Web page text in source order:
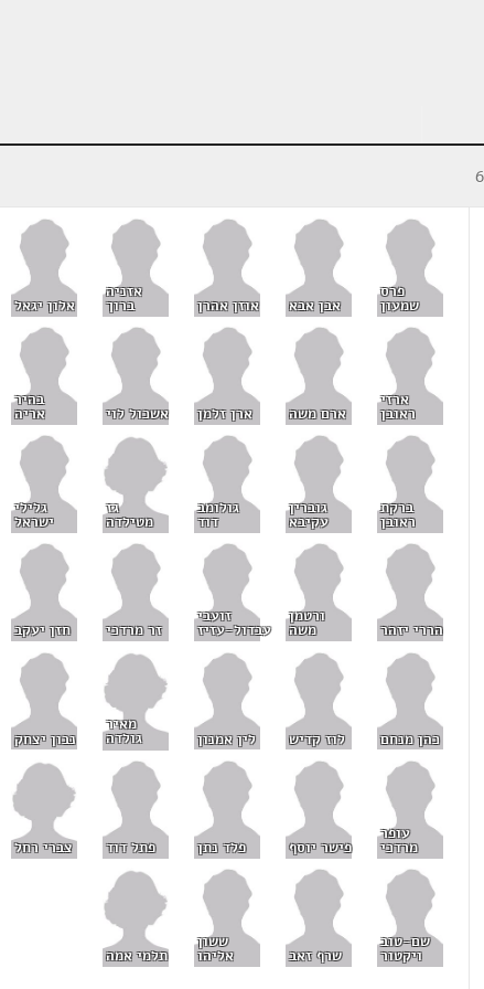
פרס
שמעון אבן אבא אוזן אהרן
אזניה
ברוך אלון יגאל
ארזי
ראובן ארם משה ארן זלמן אשכול לוי
בהיר
אריה
ברקת
ראובן
גוברין
עקיבא
גולומב
דוד
גז
מטילדה
גלילי
ישראל
הררי יזהר
ורטמן
משה
זועבי
עבדול-עזיז זר מרדכי חזן יעקב
כהן מנחם לוז קדיש לין אמנון
מאיר
גולדה נבון יצחק
עופר
מרדכי פישר יוסף פלד נתן פתל דוד צברי רחל
שם-טוב
ויקטור שרף זאב
ששון
אליהו תלמי אמה